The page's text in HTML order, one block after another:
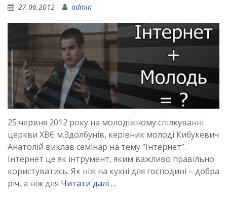
27.06.2012 admin
25 червня 2012 року на молодіжному спілкуванні
церкви ХВЄ м.Здолбунів, керівник молоді Кибукевич
Анатолій виклав семінар на тему “Інтернет”.
Інтернет це як інтрумент, яким важливо правільно
користуватись. Як ніж на кухні для господині – добра
річ, а ніж для Читати далі …